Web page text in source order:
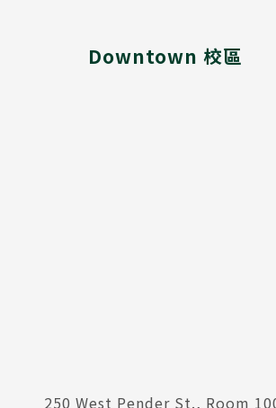
Downtown 校區
250 West Pender St., Room